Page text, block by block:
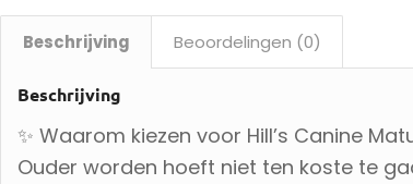
Beschrijving Beoordelingen (0)
Beschrijving
✨ Waarom kiezen voor Hill’s Canine
Ouder worden hoeft niet ten koste te